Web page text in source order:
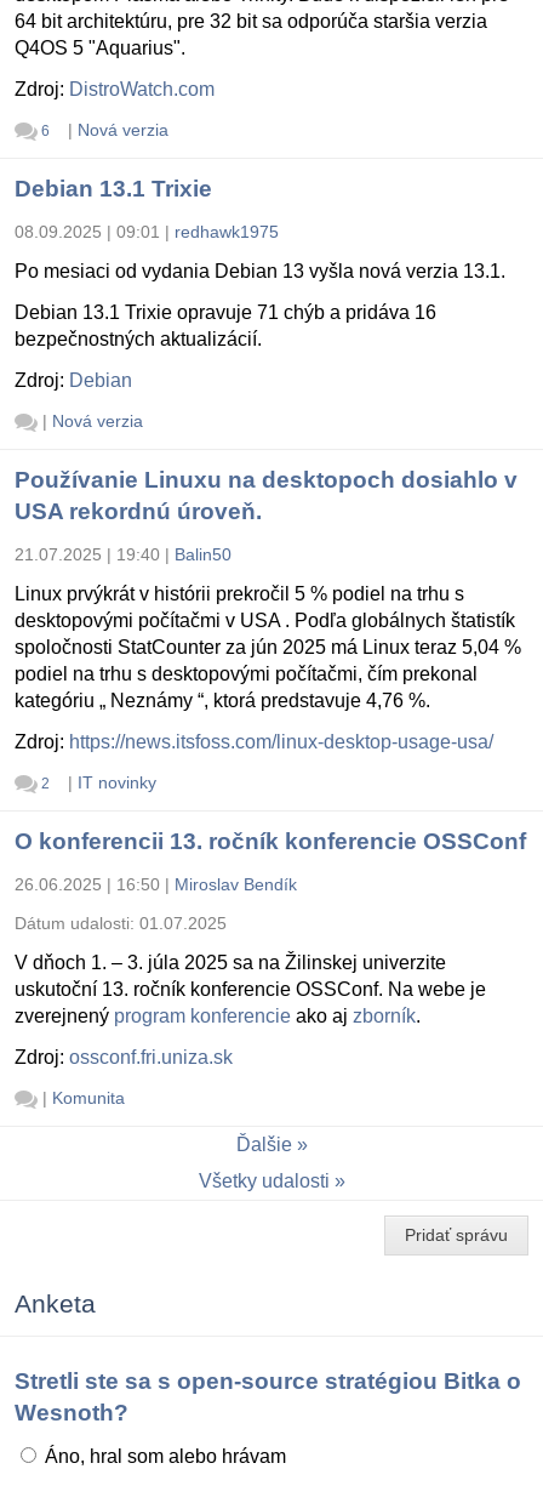
64 bit architektúru, pre 32 bit sa odporúča staršia verzia
Q4OS 5 "Aquarius".
Zdroj: DistroWatch.com
6 | Nová verzia
Debian 13.1 Trixie
08.09.2025 | 09:01 | redhawk1975
Po mesiaci od vydania Debian 13 vyšla nová verzia 13.1.
Debian 13.1 Trixie opravuje 71 chýb a pridáva 16
bezpečnostných aktualizácií.
Zdroj: Debian
| Nová verzia
Používanie Linuxu na desktopoch dosiahlo v
USA rekordnú úroveň.
21.07.2025 | 19:40 | Balin50
Linux prvýkrát v histórii prekročil 5 % podiel na trhu s
desktopovými počítačmi v USA . Podľa globálnych štatistík
spoločnosti StatCounter za jún 2025 má Linux teraz 5,04 %
podiel na trhu s desktopovými počítačmi, čím prekonal
kategóriu „ Neznámy “, ktorá predstavuje 4,76 %.
Zdroj: https://news.itsfoss.com/linux-desktop-usage-usa/
2 | IT novinky
O konferencii 13. ročník konferencie OSSConf
26.06.2025 | 16:50 | Miroslav Bendík
Dátum udalosti: 01.07.2025
V dňoch 1. – 3. júla 2025 sa na Žilinskej univerzite
uskutoční 13. ročník konferencie OSSConf. Na webe je
zverejnený program konferencie ako aj zborník.
Zdroj: ossconf.fri.uniza.sk
| Komunita
Ďalšie
Všetky udalosti
Pridať správu
Anketa
Stretli ste sa s open-source stratégiou Bitka o
Wesnoth?
Áno, hral som alebo hrávam